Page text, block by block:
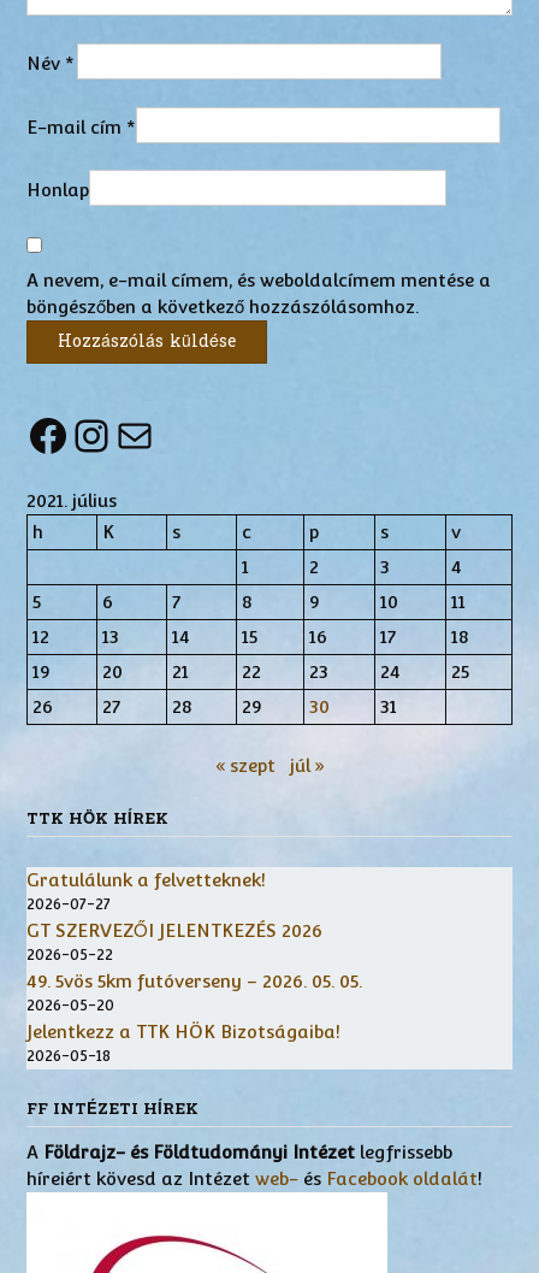
Név *
E-mail cím *
Honlap
A nevem, e-mail címem, és weboldalcímem mentése a
böngészőben a következő hozzászólásomhoz.
Facebook
Instagram
Mail
2021. július
h
K s c p s
v
1
2 3
4
5
6 7 8 9 10
11
12
13 14 15 16 17
18
19
20 21 22 23 24
25
26
27 28 29 30 31
« szept júl »
TTK HÖK HÍREK
Gratulálunk a felvetteknek!
2026-07-27
GT SZERVEZŐI JELENTKEZÉS 2026
2026-05-22
49. 5vös 5km futóverseny – 2026. 05. 05.
2026-05-20
Jelentkezz a TTK HÖK Bizotságaiba!
2026-05-18
FF INTÉZETI HÍREK
A Földrajz- és Földtudományi Intézet legfrissebb
híreiért kövesd az Intézet web- és Facebook oldalát!